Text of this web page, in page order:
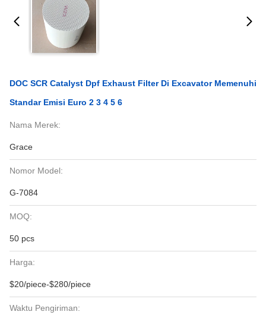
DOC SCR Catalyst Dpf Exhaust Filter Di Excavator Memenuhi
Standar Emisi Euro 2 3 4 5 6
Nama Merek:
Grace
Nomor Model:
G-7084
MOQ:
50 pcs
Harga:
$20/piece-$280/piece
Waktu Pengiriman: